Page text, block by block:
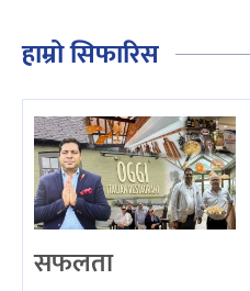
हाम्रो सिफारिस
सफलता